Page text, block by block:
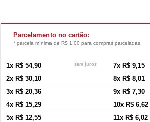
Parcelamento no cartão:
* parcela mínima de R$ 1.00 para compras parceladas.
1x R$ 54,90 sem juros
2x R$ 30,10
3x R$ 20,36
4x R$ 15,29
5x R$ 12,55
7x R$ 9,15
8x R$ 8,01
9x R$ 7,30
10x R$ 6,62
11x R$ 6,02